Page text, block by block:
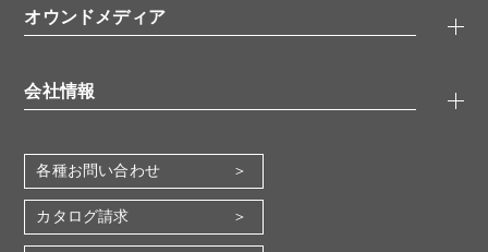
バイオメディカル(環境・食品)
機器・消耗品
書類ダウンロード
YouTube
オウンドメディア
会社情報
会社概要
地図・アクセス（本社）
IR情報
各種お問い合わせ
カタログ請求